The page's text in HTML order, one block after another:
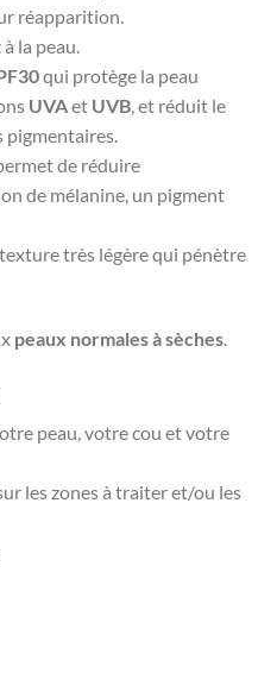
réapparition.
à la peau.
qui protège la peau
UVAet UVB, et réduit le
pigmentaires.
de réduire
de mélanine, un pigment
très légère qui pénètre
peaux normales à sèches.
peau, votre cou et votre
les zones à traiter et/ou les